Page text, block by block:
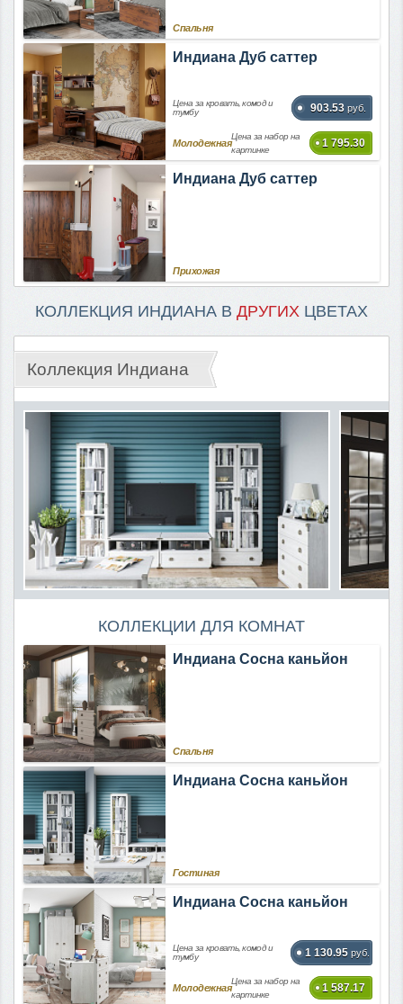
Спальня
Индиана Дуб саттер
Цена за кровать, комод и
тумбу
903.53 руб.
Молодежная
Цена за набор на
картинке
1 795.30
Индиана Дуб саттер
Прихожая
КОЛЛЕКЦИЯ ИНДИАНА В ДРУГИХ ЦВЕТАХ
Коллекция Индиана
КОЛЛЕКЦИИ ДЛЯ КОМНАТ
Индиана Сосна каньйон
Спальня
Индиана Сосна каньйон
Гостиная
Индиана Сосна каньйон
Цена за кровать, комод и
тумбу
1 130.95 руб.
Молодежная
Цена за набор на
картинке
1 587.17